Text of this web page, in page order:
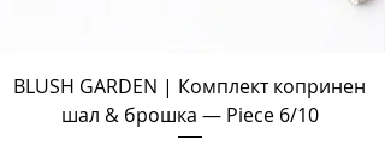
BLUSH GARDEN | Комплект копринен
шал & брошка — Piece 6/10